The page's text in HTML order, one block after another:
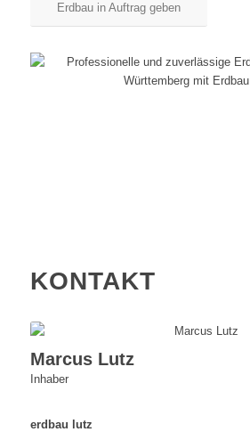
Erdbau in Auftrag geben
KONTAKT
Marcus Lutz
Inhaber
erdbau lutz